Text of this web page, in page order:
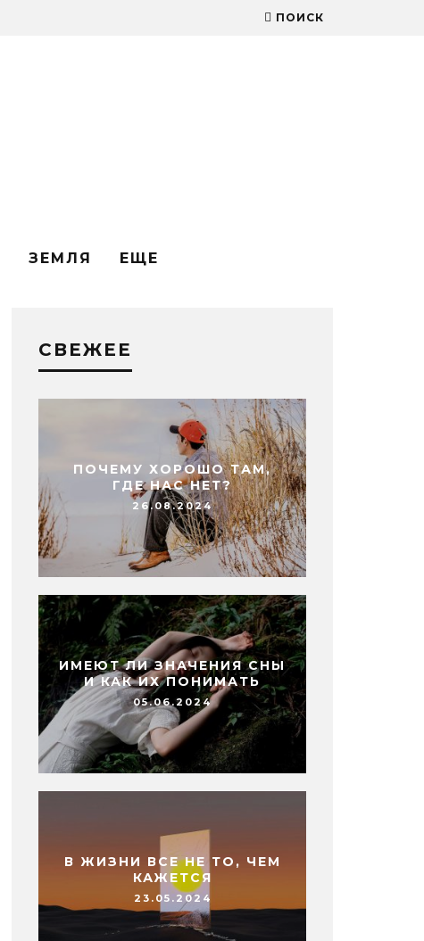
ПОИСК
ЗЕМЛЯ ЕЩЕ
СВЕЖЕЕ
ПОЧЕМУ ХОРОШО ТАМ,
ГДЕ НАС НЕТ?
26.08.2024
ИМЕЮТ ЛИ ЗНАЧЕНИЯ СНЫ
И КАК ИХ ПОНИМАТЬ
05.06.2024
В ЖИЗНИ ВСЕ НЕ ТО, ЧЕМ
КАЖЕТСЯ
23.05.2024